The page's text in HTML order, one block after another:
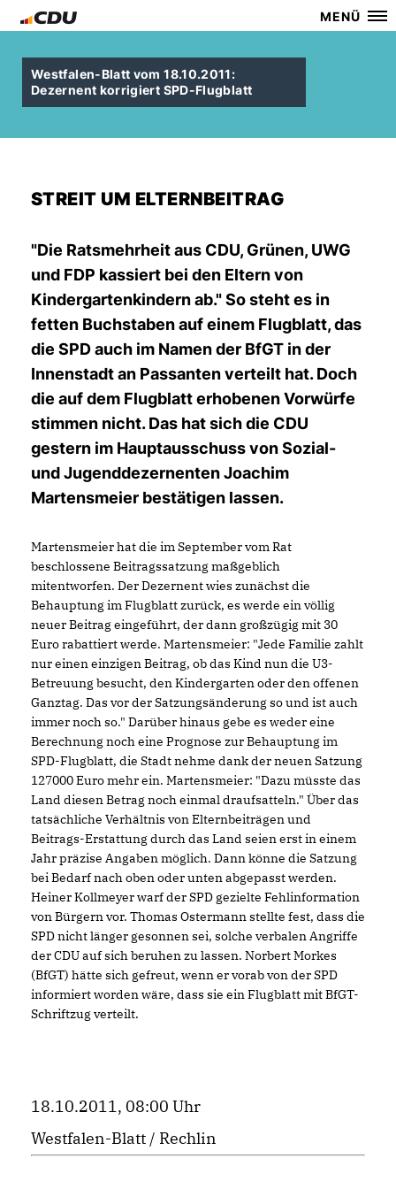
MENÜ
Westfalen-Blatt vom 18.10.2011:
Dezernent korrigiert SPD-Flugblatt
STREIT UM ELTERNBEITRAG
"Die Ratsmehrheit aus CDU, Grünen, UWG
und FDP kassiert bei den Eltern von
Kindergartenkindern ab." So steht es in
fetten Buchstaben auf einem Flugblatt, das
die SPD auch im Namen der BfGT in der
Innenstadt an Passanten verteilt hat. Doch
die auf dem Flugblatt erhobenen Vorwürfe
stimmen nicht. Das hat sich die CDU
gestern im Hauptausschuss von Sozial-
und Jugenddezernenten Joachim
Martensmeier bestätigen lassen.
Martensmeier hat die im September vom Rat
beschlossene Beitragssatzung maßgeblich
mitentworfen. Der Dezernent wies zunächst die
Behauptung im Flugblatt zurück, es werde ein völlig
neuer Beitrag eingeführt, der dann großzügig mit 30
Euro rabattiert werde. Martensmeier: "Jede Familie zahlt
nur einen einzigen Beitrag, ob das Kind nun die U3-
Betreuung besucht, den Kindergarten oder den offenen
Ganztag. Das vor der Satzungsänderung so und ist auch
immer noch so." Darüber hinaus gebe es weder eine
Berechnung noch eine Prognose zur Behauptung im
SPD-Flugblatt, die Stadt nehme dank der neuen Satzung
127000 Euro mehr ein. Martensmeier: "Dazu müsste das
Land diesen Betrag noch einmal draufsatteln." Über das
tatsächliche Verhältnis von Elternbeiträgen und
Beitrags-Erstattung durch das Land seien erst in einem
Jahr präzise Angaben möglich. Dann könne die Satzung
bei Bedarf nach oben oder unten abgepasst werden.
Heiner Kollmeyer warf der SPD gezielte Fehlinformation
von Bürgern vor. Thomas Ostermann stellte fest, dass die
SPD nicht länger gesonnen sei, solche verbalen Angriffe
der CDU auf sich beruhen zu lassen. Norbert Morkes
(BfGT) hätte sich gefreut, wenn er vorab von der SPD
informiert worden wäre, dass sie ein Flugblatt mit BfGT-
Schriftzug verteilt.
18.10.2011, 08:00 Uhr
Westfalen-Blatt / Rechlin